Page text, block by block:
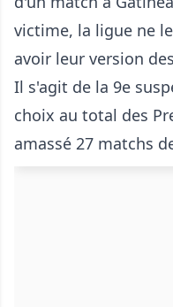
victime, la ligue ne
avoir leur version
Il s'agit de la 9e
choix au total des
amassé 27 matchs